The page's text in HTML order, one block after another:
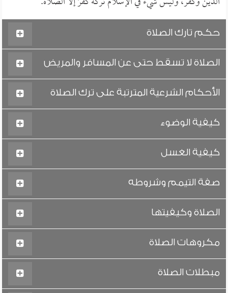
حكم تارك الصلاة
الصلاة لا تسقط حتى عن المسافر والمريض
الأحكام الشرعية المترتبة على ترك الصلاة
كيفية الوضوء
كيفية الغسل
صفة التيمم وشروطه
الصلاة وكيفيتها
مكروهات الصلاة
مبطلات الصلاة